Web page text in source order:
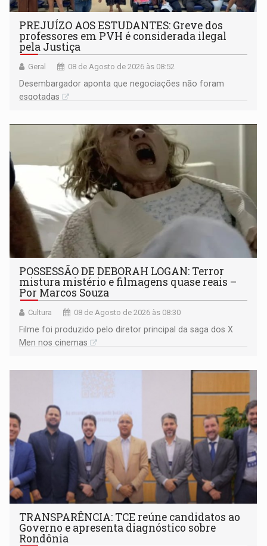
PREJUÍZO AOS ESTUDANTES: Greve dos
professores em PVH é considerada ilegal
pela Justiça
Geral 08 de Agosto de 2026 às 08:52
Desembargador aponta que negociações não foram
esgotadas
POSSESSÃO DE DEBORAH LOGAN: Terror
mistura mistério e filmagens quase reais –
Por Marcos Souza
Cultura 08 de Agosto de 2026 às 08:30
Filme foi produzido pelo diretor principal da saga dos X
Men nos cinemas
TRANSPARÊNCIA: TCE reúne candidatos ao
Governo e apresenta diagnóstico sobre
Rondônia